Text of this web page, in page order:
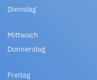
Dienstag
Mittwoch
Donnerstag
Freitag